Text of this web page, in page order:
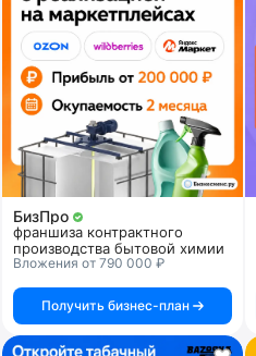
БизПро
франшиза контрактного
производства бытовой химии
Вложения от 790 000 ₽
Получить бизнес-план